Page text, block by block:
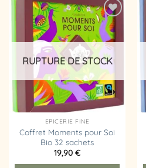
Ajouter
à la
liste
d’envies
RUPTURE DE STOCK
EPICERIE FINE
Coffret Moments pour Soi
Bio 32 sachets
19,90 €